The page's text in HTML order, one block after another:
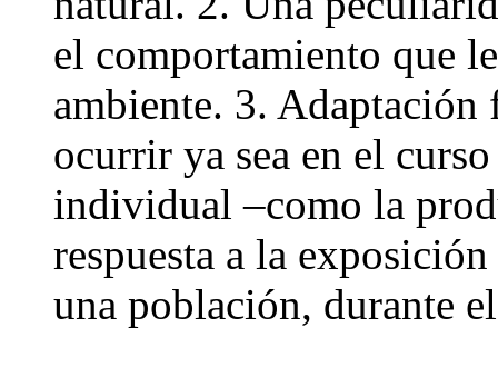
el comportamiento que
ambiente. 3.
ocurrir ya sea en el
individual –como la
respuesta a la
una población, durante